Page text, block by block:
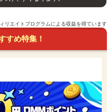
リエイトプログラムによる収益を得ています
すめ特集！